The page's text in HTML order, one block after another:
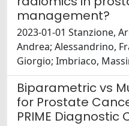
management?
2023-01-01 Stanzione,
Andrea; Alessandrino,
Giorgio; Imbriaco,
Biparametric vs
for Prostate
PRIME Diagnostic